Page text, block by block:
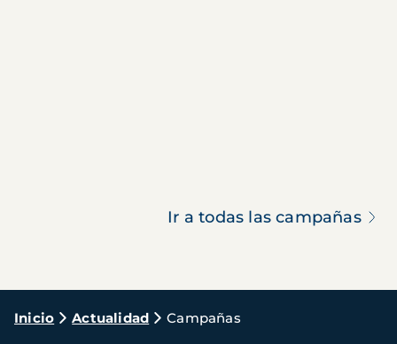
Ir a todas las campañas
Ruta
Inicio Actualidad Campañas